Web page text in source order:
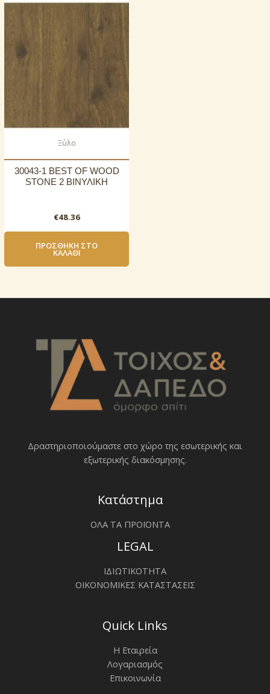
Ξύλο
30043-1 BEST OF WOOD
STONE 2 ΒΙΝΥΛΙΚΗ
€48.36
ΠΡΟΣΘΉΚΗ ΣΤΟ
ΚΑΛΆΘΙ
Δραστηριοποιoύμαστε στο χώρο της εσωτερικής και
εξωτερικής διακόσμησης.
Κατάστημα
ΟΛΑ ΤΑ ΠΡΟΪΟΝΤΑ
LEGAL
ΙΔΙΩΤΙΚΟΤΗΤΑ
ΟΙΚΟΝΟΜΙΚΕΣ ΚΑΤΑΣΤΑΣΕΙΣ
Quick Links
Η Εταιρεία
Λογαριασμός
Επικοινωνία